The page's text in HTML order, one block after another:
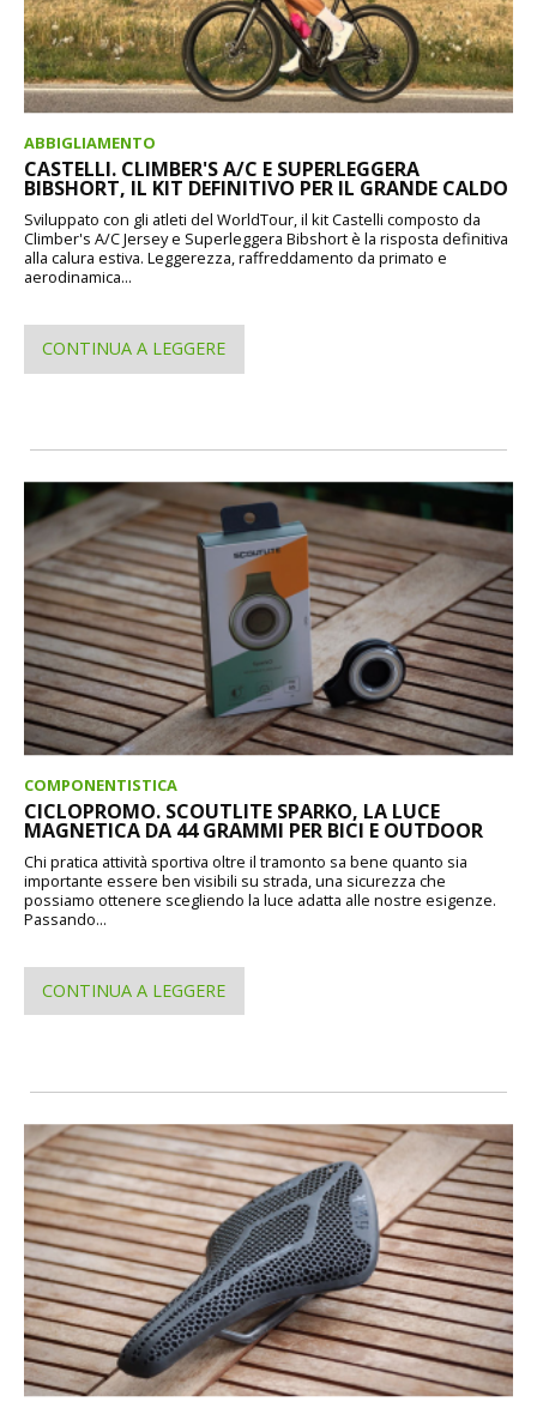
ABBIGLIAMENTO
CASTELLI. CLIMBER'S A/C E SUPERLEGGERA
BIBSHORT, IL KIT DEFINITIVO PER IL GRANDE CALDO
Sviluppato con gli atleti del WorldTour, il kit Castelli composto da
Climber's A/C Jersey e Superleggera Bibshort è la risposta definitiva
alla calura estiva. Leggerezza, raffreddamento da primato e
aerodinamica...
CONTINUA A LEGGERE
COMPONENTISTICA
CICLOPROMO. SCOUTLITE SPARKO, LA LUCE
MAGNETICA DA 44 GRAMMI PER BICI E OUTDOOR
Chi pratica attività sportiva oltre il tramonto sa bene quanto sia
importante essere ben visibili su strada, una sicurezza che
possiamo ottenere scegliendo la luce adatta alle nostre esigenze.
Passando...
CONTINUA A LEGGERE